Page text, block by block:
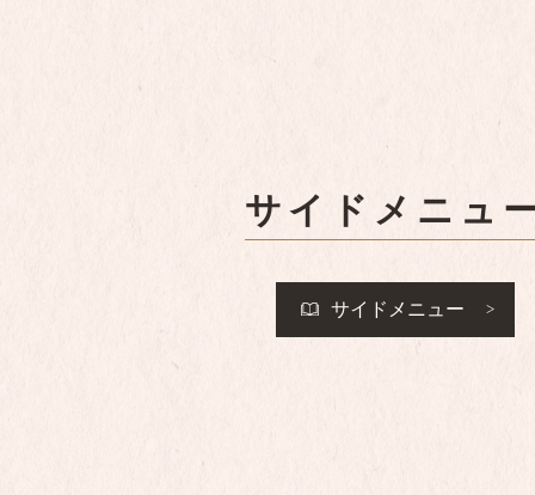
サイドメニュ
サイドメニュー